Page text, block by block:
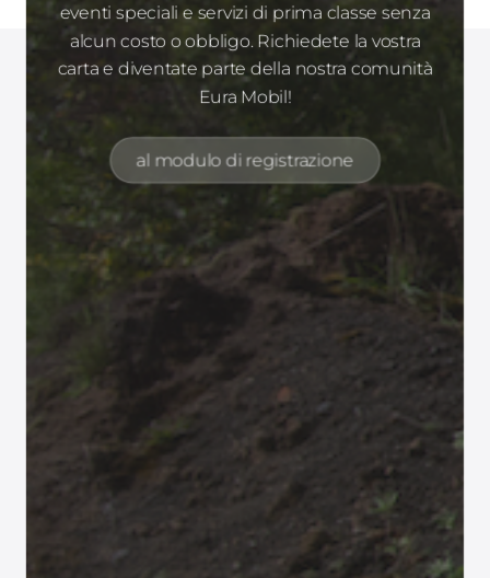
eventi speciali e servizi di prima classe senza
alcun costo o obbligo. Richiedete la vostra
carta e diventate parte della nostra comunità
Eura Mobil!
al modulo di registrazione